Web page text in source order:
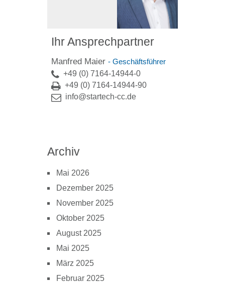
Ihr Ansprechpartner
Manfred Maier - Geschäftsführer
+49 (0) 7164-14944-0
+49 (0) 7164-14944-90
info@startech-cc.de
Archiv
Mai 2026
Dezember 2025
November 2025
Oktober 2025
August 2025
Mai 2025
März 2025
Februar 2025